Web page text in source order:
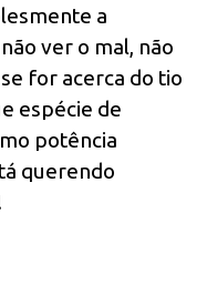
a
ver o mal, não
for acerca do tio
espécie de
potência
querendo